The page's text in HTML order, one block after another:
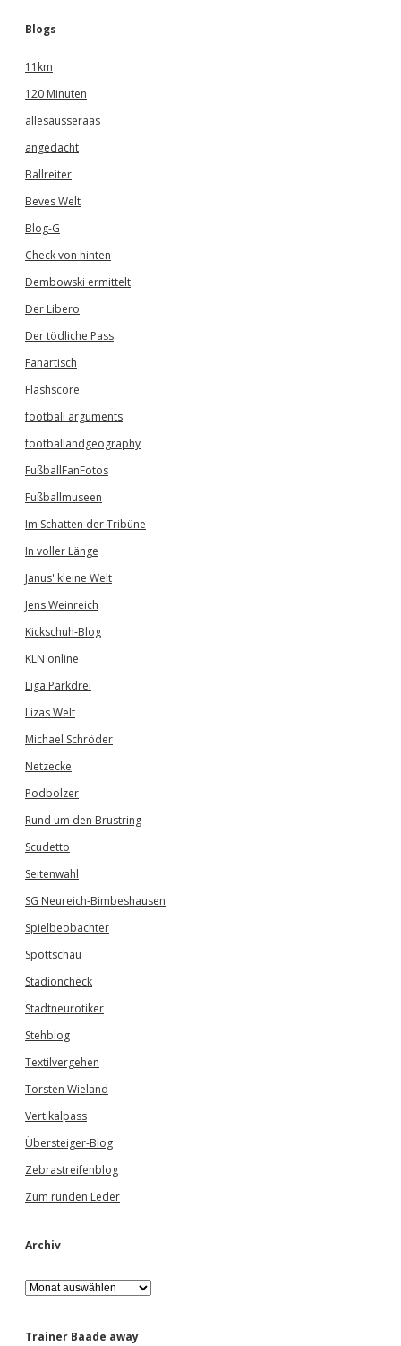
Blogs
11km
120 Minuten
allesausseraas
angedacht
Ballreiter
Beves Welt
Blog-G
Check von hinten
Dembowski ermittelt
Der Libero
Der tödliche Pass
Fanartisch
Flashscore
football arguments
footballandgeography
FußballFanFotos
Fußballmuseen
Im Schatten der Tribüne
In voller Länge
Janus' kleine Welt
Jens Weinreich
Kickschuh-Blog
KLN online
Liga Parkdrei
Lizas Welt
Michael Schröder
Netzecke
Podbolzer
Rund um den Brustring
Scudetto
Seitenwahl
SG Neureich-Bimbeshausen
Spielbeobachter
Spottschau
Stadioncheck
Stadtneurotiker
Stehblog
Textilvergehen
Torsten Wieland
Vertikalpass
Übersteiger-Blog
Zebrastreifenblog
Zum runden Leder
Archiv
A
r
h
Trainer Baade away